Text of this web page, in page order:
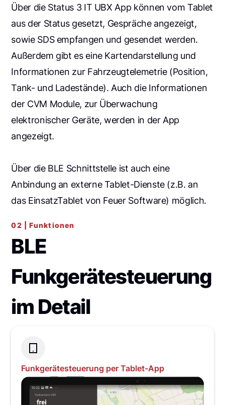
Über die Status 3 IT UBX App können vom Tablet
aus der Status gesetzt, Gespräche angezeigt,
sowie SDS empfangen und gesendet werden.
Außerdem gibt es eine Kartendarstellung und
Informationen zur Fahrzeugtelemetrie (Position,
Tank- und Ladestände). Auch die Informationen
der CVM Module, zur Überwachung
elektronischer Geräte, werden in der App
angezeigt.
Über die BLE Schnittstelle ist auch eine
Anbindung an externe Tablet-Dienste (z.B. an
das EinsatzTablet von Feuer Software) möglich.
02 | Funktionen
BLE
Funkgerätesteuerung
im Detail
Funkgerätesteuerung per Tablet-App